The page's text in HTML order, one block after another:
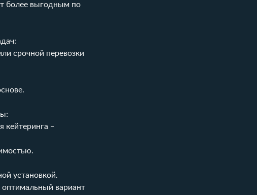
более выгодным по
срочной перевозки
кейтеринга –
установкой.
вариант